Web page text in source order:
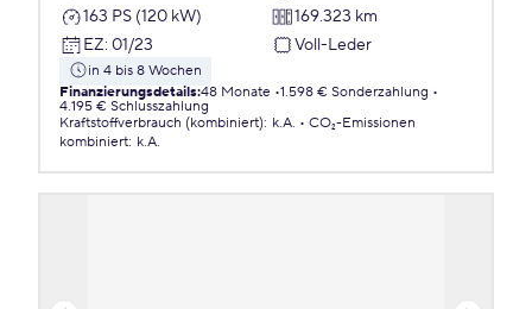
163 PS (120 kW)
169.323 km
EZ: 01/23 Voll-Leder
in 4 bis 8 Wochen
Finanzierungsdetails:48 Monate 1.598 € Sonderzahlung
4.195 € Schlusszahlung
Kraftstoffverbrauch (kombiniert): k.A.
CO₂-Emissionen
kombiniert: k.A.